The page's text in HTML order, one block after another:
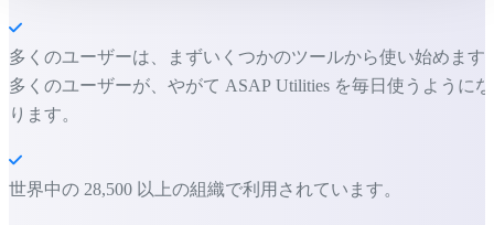
多くのユーザーは、まずいくつかのツールから使い始めます
多くのユーザーが、やがて ASAP Utilities を毎日使うようにな
ります。
世界中の 28,500 以上の組織で利用されています。